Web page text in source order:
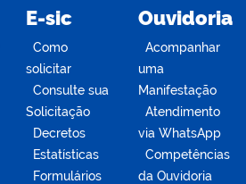
E-sic
Como
solicitar
Consulte sua
Solicitação
Decretos
Estatísticas
Formulários
Ouvidoria
Acompanhar
uma
Manifestação
Atendimento
via WhatsApp
Competências
da Ouvidoria